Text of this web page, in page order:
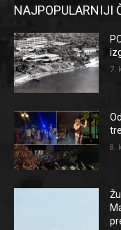
NAJPOPULARNIJI
7.
8.